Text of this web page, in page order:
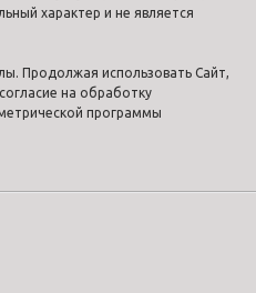
характер и не является
Продолжая использовать Сайт,
на обработку
программы